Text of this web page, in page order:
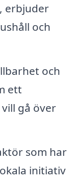
erbjuder
och
och
ett
gå över
som har
initiativ